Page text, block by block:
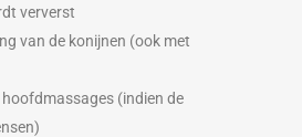
ververst
van de konijnen (ook met
hoofdmassages (indien de